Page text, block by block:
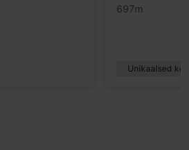
697m
Unikaalsed